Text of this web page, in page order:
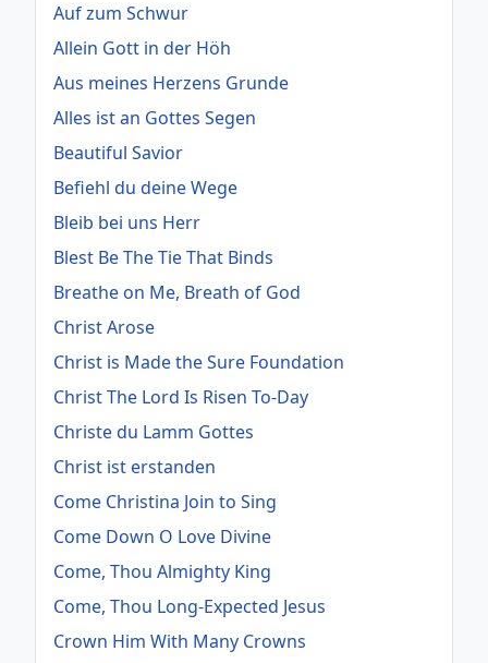
Auf zum Schwur
Allein Gott in der Höh
Aus meines Herzens Grunde
Alles ist an Gottes Segen
Beautiful Savior
Befiehl du deine Wege
Bleib bei uns Herr
Blest Be The Tie That Binds
Breathe on Me, Breath of God
Christ Arose
Christ is Made the Sure Foundation
Christ The Lord Is Risen To-Day
Christe du Lamm Gottes
Christ ist erstanden
Come Christina Join to Sing
Come Down O Love Divine
Come, Thou Almighty King
Come, Thou Long-Expected Jesus
Crown Him With Many Crowns